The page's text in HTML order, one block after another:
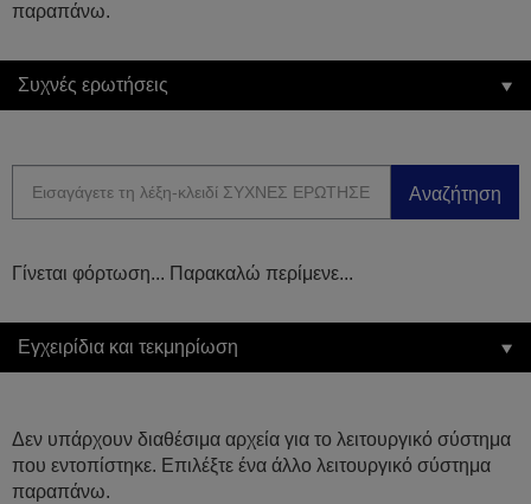
παραπάνω.
Συχνές ερωτήσεις
Αναζήτηση
Γίνεται φόρτωση... Παρακαλώ περίμενε...
Εγχειρίδια και τεκμηρίωση
Δεν υπάρχουν διαθέσιμα αρχεία για το λειτουργικό σύστημα
που εντοπίστηκε. Επιλέξτε ένα άλλο λειτουργικό σύστημα
παραπάνω.